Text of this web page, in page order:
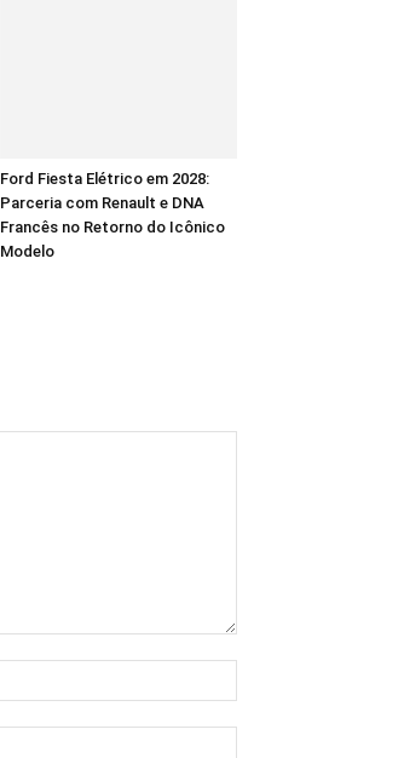
Ford Fiesta Elétrico em 2028:
Parceria com Renault e DNA
Francês no Retorno do Icônico
Modelo